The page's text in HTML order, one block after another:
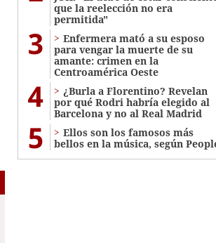
que la reelección no era
permitida"
3
Enfermera mató a su esposo
para vengar la muerte de su
amante: crimen en la
Centroamérica Oeste
4
¿Burla a Florentino? Revelan
por qué Rodri habría elegido al
Barcelona y no al Real Madrid
5
Ellos son los famosos más
bellos en la música, según